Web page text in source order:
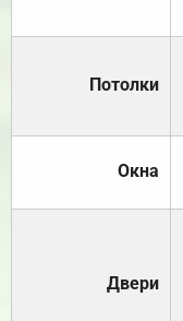
Потолки
Окна
Двери